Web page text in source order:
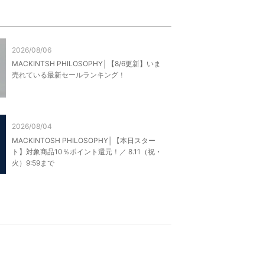
2026/08/06
MACKINTSH PHILOSOPHY│【8/6更新】いま
売れている最新セールランキング！
2026/08/04
MACKINTOSH PHILOSOPHY│【本日スター
ト】対象商品10％ポイント還元！／ 8.11（祝・
火）9:59まで